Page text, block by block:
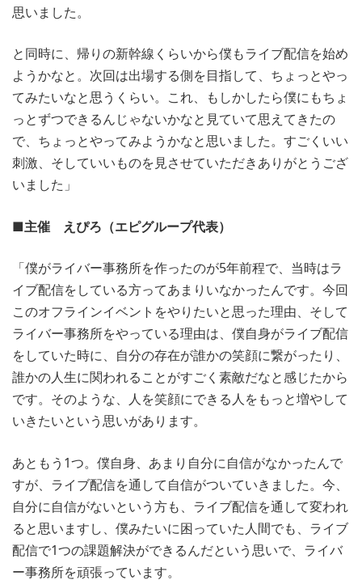
思いました。
と同時に、帰りの新幹線くらいから僕もライブ配信を始め
ようかなと。次回は出場する側を目指して、ちょっとやっ
てみたいなと思うくらい。これ、もしかしたら僕にもちょ
っとずつできるんじゃないかなと見ていて思えてきたの
で、ちょっとやってみようかなと思いました。すごくいい
刺激、そしていいものを見させていただきありがとうござ
いました」
■主催 えぴろ（エピグループ代表）
「僕がライバー事務所を作ったのが5年前程で、当時はラ
イブ配信をしている方ってあまりいなかったんです。今回
このオフラインイベントをやりたいと思った理由、そして
ライバー事務所をやっている理由は、僕自身がライブ配信
をしていた時に、自分の存在が誰かの笑顔に繋がったり、
誰かの人生に関われることがすごく素敵だなと感じたから
です。そのような、人を笑顔にできる人をもっと増やして
いきたいという思いがあります。
あともう1つ。僕自身、あまり自分に自信がなかったんで
すが、ライブ配信を通して自信がついていきました。今、
自分に自信がないという方も、ライブ配信を通して変われ
ると思いますし、僕みたいに困っていた人間でも、ライブ
配信で1つの課題解決ができるんだという思いで、ライバ
ー事務所を頑張っています。